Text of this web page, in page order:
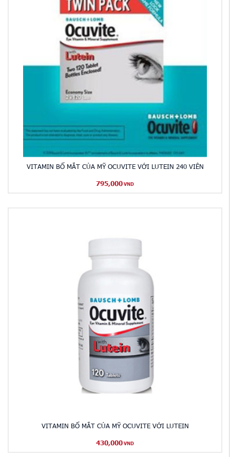
VITAMIN BỔ MẮT CỦA MỸ OCUVITE VỚI LUTEIN 240 VIÊN
795,000 VND
VITAMIN BỔ MẮT CỦA MỸ OCUVITE VỚI LUTEIN
430,000 VND